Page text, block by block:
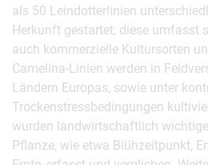
als 50 Leindotterlinien
Herkunft gestartet, diese umfasst
auch kommerzielle Kultursorten
Camelina-Linien werden in
Ländern Europas, sowie unter
Trockenstressbedingungen
wurden landwirtschaftlich
Pflanze, wie etwa Blühzeitpunkt,